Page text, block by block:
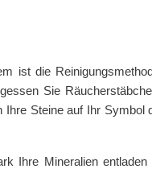
ist die
Sie
Steine auf Ihr
Ihre Mineralien